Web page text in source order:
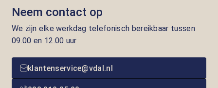
Neem contact op
We zijn elke werkdag telefonisch bereikbaar tussen
09.00 en 12.00 uur
klantenservice@vdal.nl